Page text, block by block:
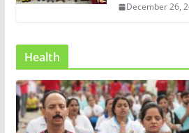
December 26,
Health